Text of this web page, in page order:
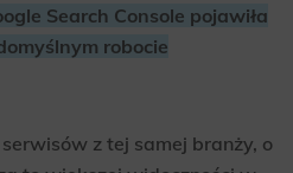
Search Console pojawiła
robocie
z tej samej branży, o